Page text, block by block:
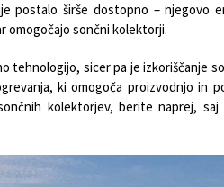
postalo širše dostopno – njegovo
omogočajo sončni kolektorji.
tehnologijo, sicer pa je izkoriščanje
ki omogoča proizvodnjo in
kolektorjev, berite naprej, saj